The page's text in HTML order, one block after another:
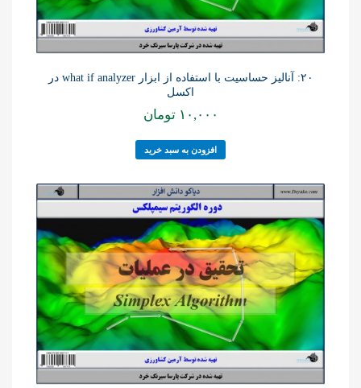
۲۰: آنالیز حساسیت با استفاده از ابزار what if analyzer در
اکسل
۱۰,۰۰۰ تومان
افزودن به سبد خرید